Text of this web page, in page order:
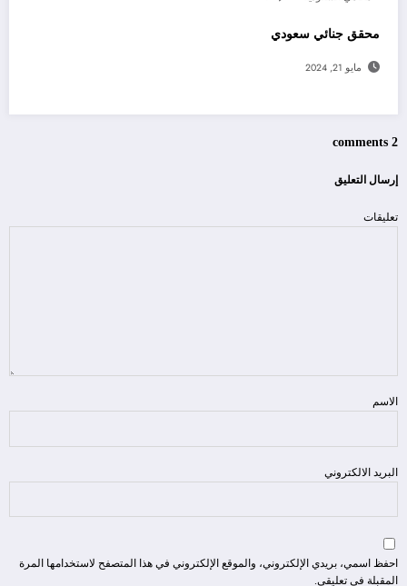
محقق جنائي سعودي
مايو 21, 2024
2 comments
إرسال التعليق
تعليقات
الاسم
البريد الالكتروني
احفظ اسمي، بريدي الإلكتروني، والموقع الإلكتروني في هذا المتصفح لاستخدامها المرة
المقبلة في تعليقي.